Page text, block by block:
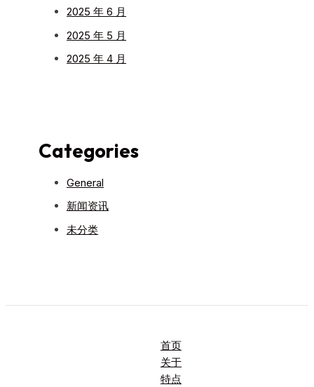
2025 年 6 月
2025 年 5 月
2025 年 4 月
Categories
General
新闻资讯
未分类
首页
关于
特点